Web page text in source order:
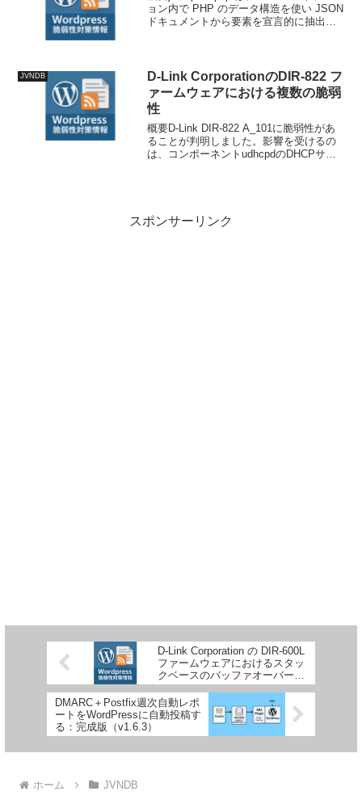
ョン内で PHP のデータ構造を使い JSON
ドキュメントから要素を宣言的に抽出す
JVNDB
D-Link CorporationのDIR-822 フ
ァームウェアにおける複数の脆弱
性
概要D-Link DIR-822 A_101に脆弱性があ
ることが判明しました。影響を受けるの
は、コンポーネントudhcpdのDHCPサー
スポンサーリンク
D-Link Corporation の DIR-600L
ファームウェアにおけるスタッ
クベースのバッファオーバーフ
ローの脆弱性
DMARC＋Postfix週次自動レポ
ートをWordPressに自動投稿す
る：完成版（v1.6.3）
ホーム JVNDB